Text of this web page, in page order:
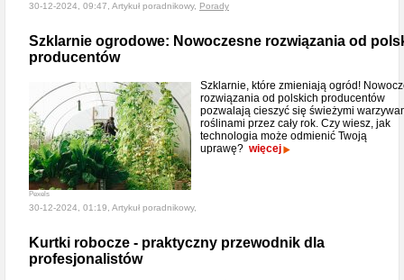
30-12-2024, 09:47, Artykuł poradnikowy, Porady
Szklarnie ogrodowe: Nowoczesne rozwiązania od
producentów
Pexels
Szklarnie, które zmieniają ogród!
rozwiązania od polskich producentów
pozwalają cieszyć się świeżymi
roślinami przez cały rok. Czy wiesz, jak
technologia może odmienić Twoją
uprawę? więcej
30-12-2024, 01:19, Artykuł poradnikowy,
Kurtki robocze - praktyczny przewodnik dla
profesjonalistów